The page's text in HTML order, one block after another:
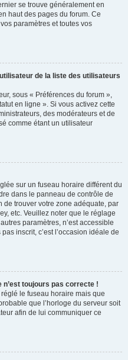
se trouve généralement en
haut des pages du forum. Ce
paramètres et toutes vos
de la liste des utilisateurs
sous « Préférences du forum »,
en ligne ». Si vous activez cette
des modérateurs et de
comme étant un utilisateur
sur un fuseau horaire différent du
dans le panneau de contrôle de
de trouver votre zone adéquate, par
etc. Veuillez noter que le réglage
paramètres, n’est accessible
inscrit, c’est l’occasion idéale de
n’est toujours pas correcte !
le fuseau horaire mais que
que l’horloge du serveur soit
afin de lui communiquer ce